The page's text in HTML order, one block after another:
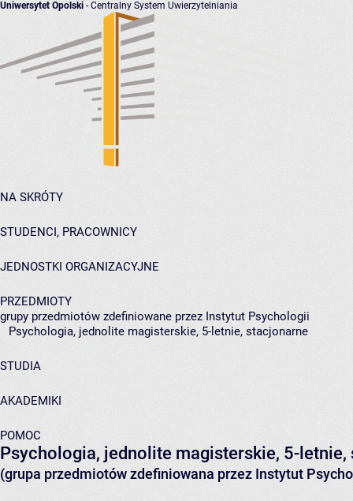
Uniwersytet Opolski - Centralny System Uwierzytelniania
NA SKRÓTY
STUDENCI, PRACOWNICY
JEDNOSTKI ORGANIZACYJNE
PRZEDMIOTY
grupy przedmiotów zdefiniowane przez Instytut Psychologii
Psychologia, jednolite magisterskie, 5-letnie, stacjonarne
STUDIA
AKADEMIKI
POMOC
Psychologia, jednolite magisterskie, 5-letnie,
(grupa przedmiotów zdefiniowana przez Instytut